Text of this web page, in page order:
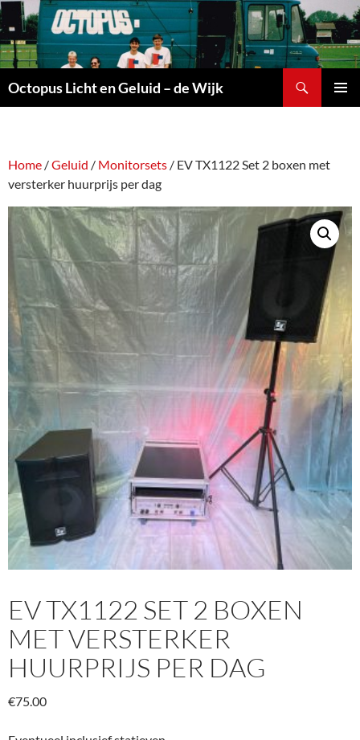
Ga
naar
de
inhoud
Octopus Licht en Geluid – de Wijk
Home /Geluid / Monitorsets / EV TX1122 Set 2 boxen met
versterker huurprijs per dag
EV TX1122 SET 2 BOXEN
MET VERSTERKER
HUURPRIJS PER DAG
€75.00